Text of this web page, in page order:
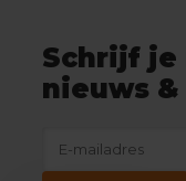
Schrijf je
nieuws